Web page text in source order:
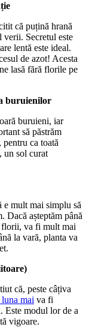
că puțină hrană
verii. Secretul este
lentă este ideal.
de azot! Acesta
lasă fără florile pe
buruienilor
buruieni, iar
să păstrăm
pentru ca toată
un sol curat
e mult mai simplu să
Dacă așteptăm până
florii, va fi mult mai
la vară, planta va
că, peste câțiva
luna mai va fi
Este modul lor de a
vigoare.